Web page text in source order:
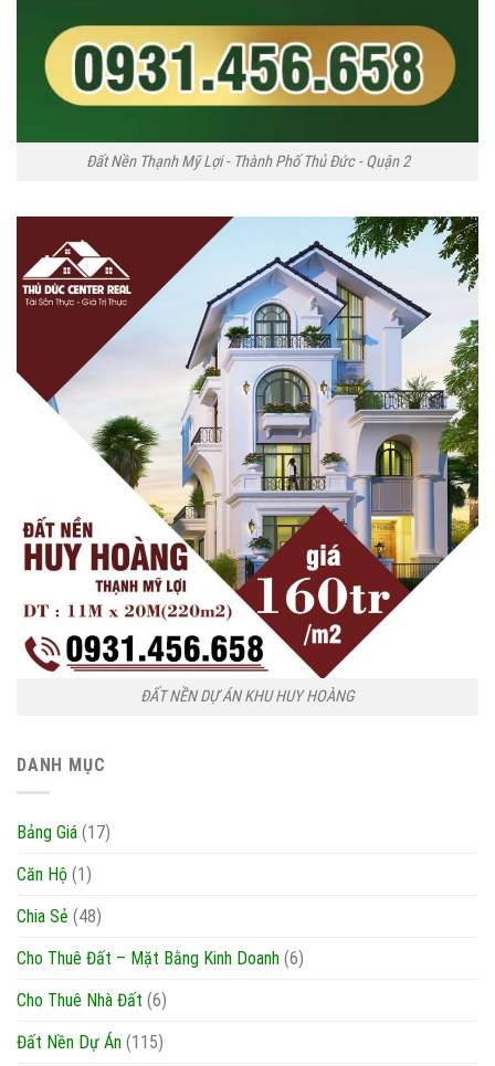
Đất Nền Thạnh Mỹ Lợi - Thành Phố Thủ Đức - Quận 2
ĐẤT NỀN DỰ ÁN KHU HUY HOÀNG
DANH MỤC
Bảng Giá (17)
Căn Hộ (1)
Chia Sẻ (48)
Cho Thuê Đất – Mặt Bằng Kinh Doanh (6)
Cho Thuê Nhà Đất (6)
Đất Nền Dự Án (115)